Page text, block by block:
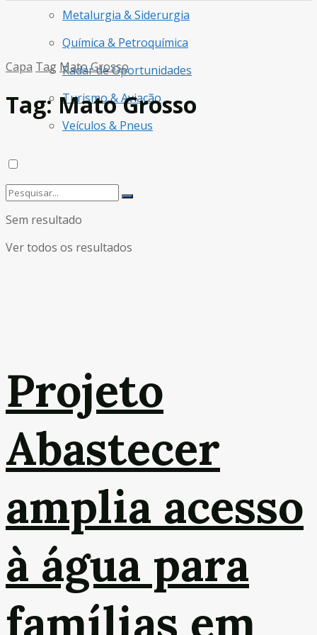
Metalurgia & Siderurgia
Química & Petroquímica
Radar de Oportunidades
Turismo & Aviação
Veículos & Pneus
Sem resultado
Ver todos os resultados
Capa Tag Mato Grosso
Tag:Mato Grosso
Projeto
Abastecer
amplia acesso
à água para
famílias em